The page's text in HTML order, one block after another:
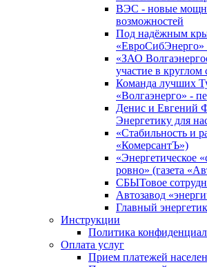
ВЭС - новые
возможностей
Под надёжным
«ЕвроСибЭнерго»
«ЗАО
участие в круглом
Команда лучших
«Волгаэнерго» -
Денис и Евгений
Энергетику для
«Стабильность и
«КомерсантЪ»)
«Энергетическое
ровно» (газета
СБЫТовое
Автозавод
Главный энергетик
Инструкции
Политика
Оплата услуг
Прием платежей